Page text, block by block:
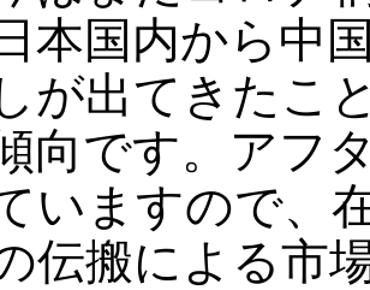
本国内から中
が出てきたこ
向です。アフ
いますので、
伝搬による市